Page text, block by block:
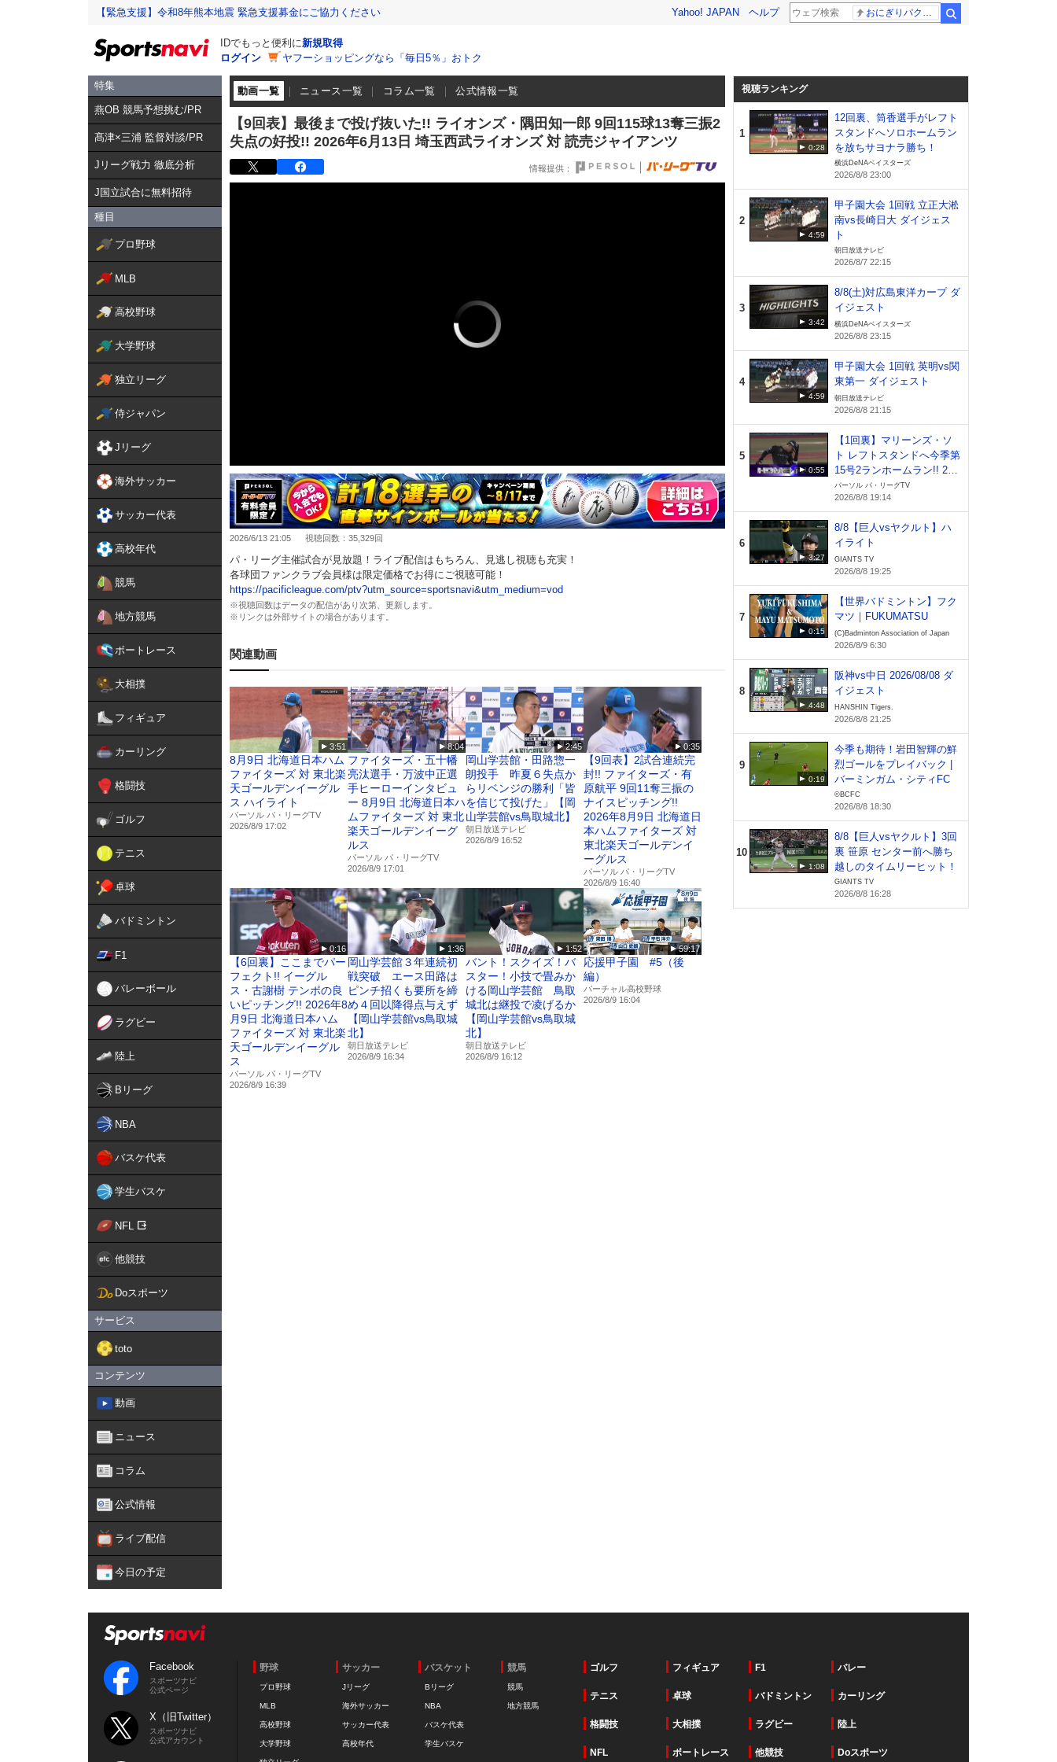
【緊急支援】令和8年熊本地震 緊急支援募金にご協力ください Yahoo! JAPAN ヘルプ
IDでもっと便利に新規取得
ログイン
ヤフーショッピングなら「毎日5％」おトク
特集
燕OB 競馬予想挑む/PR
髙津×三浦 監督対談/PR
Jリーグ戦力 徹底分析
J国立試合に無料招待
種目
プロ野球
MLB
高校野球
大学野球
独立リーグ
侍ジャパン
Jリーグ
海外サッカー
サッカー代表
高校年代
競馬
地方競馬
ボートレース
大相撲
フィギュア
カーリング
格闘技
ゴルフ
テニス
卓球
バドミントン
F1
バレーボール
ラグビー
陸上
Bリーグ
NBA
バスケ代表
学生バスケ
NFL
他競技
Doスポーツ
サービス
toto
コンテンツ
動画
ニュース
コラム
公式情報
ライブ配信
今日の予定
動画一覧 ニュース一覧 コラム一覧 公式情報一覧
【9回表】最後まで投げ抜いた!! ライオンズ・隅田知一郎 9回115球13奪三振2
失点の好投!! 2026年6月13日 埼玉西武ライオンズ 対 読売ジャイアンツ
2026/6/13 21:05 視聴回数：35,329回
パ・リーグ主催試合が見放題！ライブ配信はもちろん、見逃し視聴も充実！
各球団ファンクラブ会員様は限定価格でお得にご視聴可能！
https://pacificleague.com/ptv?utm_source=sportsnavi&utm_medium=vod
※視聴回数はデータの配信があり次第、更新します。
※リンクは外部サイトの場合があります。
関連動画
3:51
8月9日 北海道日本ハム
ファイターズ 対 東北楽
天ゴールデンイーグル
ス ハイライト
パーソル パ・リーグTV
2026/8/9 17:02
8:04
ファイターズ・五十幡
亮汰選手・万波中正選
手ヒーローインタビュ
ー 8月9日 北海道日本ハ
ムファイターズ 対 東北
楽天ゴールデンイーグ
ルス
パーソル パ・リーグTV
2026/8/9 17:01
2:45
岡山学芸館・田路惣一
朗投手 昨夏６失点か
らリベンジの勝利「皆
を信じて投げた」【岡
山学芸館vs鳥取城北】
朝日放送テレビ
2026/8/9 16:52
0:35
【9回表】2試合連続完
封!! ファイターズ・有
原航平 9回11奪三振の
ナイスピッチング!!
2026年8月9日 北海道日
本ハムファイターズ 対
東北楽天ゴールデンイ
ーグルス
パーソル パ・リーグTV
2026/8/9 16:40
0:16
【6回裏】ここまでパー
フェクト!! イーグル
ス・古謝樹 テンポの良
いピッチング!! 2026年8
月9日 北海道日本ハム
ファイターズ 対 東北楽
天ゴールデンイーグル
ス
パーソル パ・リーグTV
2026/8/9 16:39
1:36
岡山学芸館３年連続初
戦突破 エース田路は
ピンチ招くも要所を締
め４回以降得点与えず
【岡山学芸館vs鳥取城
北】
朝日放送テレビ
2026/8/9 16:34
1:52
バント！スクイズ！バ
スター！小技で畳みか
ける岡山学芸館 鳥取
城北は継投で凌げるか
【岡山学芸館vs鳥取城
北】
朝日放送テレビ
2026/8/9 16:12
59:17
応援甲子園 #5（後
編）
バーチャル高校野球
2026/8/9 16:04
視聴ランキング
1
0:28
12回裏、筒香選手がレフト
スタンドへソロホームラン
を放ちサヨナラ勝ち！
横浜DeNAベイスターズ
2026/8/8 23:00
2
4:59
甲子園大会 1回戦 立正大淞
南vs長崎日大 ダイジェス
ト
朝日放送テレビ
2026/8/7 22:15
3
3:42
8/8(土)対広島東洋カープ ダ
イジェスト
横浜DeNAベイスターズ
2026/8/8 23:15
4
4:59
甲子園大会 1回戦 英明vs関
東第一 ダイジェスト
朝日放送テレビ
2026/8/8 21:15
5
0:55
【1回裏】マリーンズ・ソ
ト レフトスタンドへ今季第
15号2ランホームラン!! 202
6年8月8日 千葉ロッテマリ
ーンズ 対 オリックス・バ
ファローズ
パーソル パ・リーグTV
2026/8/8 19:14
6
3:27
8/8【巨人vsヤクルト】ハ
イライト
GIANTS TV
2026/8/8 19:25
7
0:15
【世界バドミントン】フク
マツ｜FUKUMATSU
(C)Badminton Association of Japan
2026/8/9 6:30
8
4:48
阪神vs中日 2026/08/08 ダ
イジェスト
HANSHIN Tigers.
2026/8/8 21:25
9
0:19
今季も期待！岩田智輝の鮮
烈ゴールをプレイバック |
バーミンガム・シティFC
©BCFC
2026/8/8 18:30
10
1:08
8/8【巨人vsヤクルト】3回
裏 笹原 センター前へ勝ち
越しのタイムリーヒット！
GIANTS TV
2026/8/8 16:28
Facebook
スポーツナビ
公式ページ
X（旧Twitter）
スポーツナビ
公式アカウント
野球
プロ野球
MLB
高校野球
大学野球
サッカー
Jリーグ
海外サッカー
サッカー代表
高校年代
バスケット
Bリーグ
NBA
バスケ代表
学生バスケ
競馬
競馬
地方競馬
ゴルフ フィギュア F1 バレー
テニス 卓球 バドミントン カーリング
格闘技 大相撲 ラグビー 陸上
NFL ボートレース 他競技 Doスポーツ